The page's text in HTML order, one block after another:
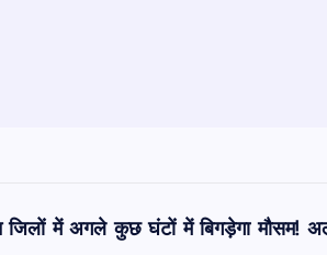
जिलों में अगले कुछ घंटों में बिगड़ेगा मौसम!